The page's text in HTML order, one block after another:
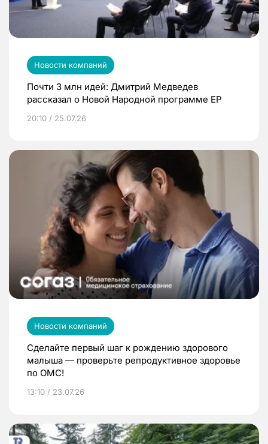
Новости компаний
Почти 3 млн идей: Дмитрий Медведев
рассказал о Новой Народной программе ЕР
20:10 / 25.07.26
Новости компаний
Сделайте первый шаг к рождению здорового
малыша — проверьте репродуктивное здоровье
по ОМС!
13:10 / 23.07.26